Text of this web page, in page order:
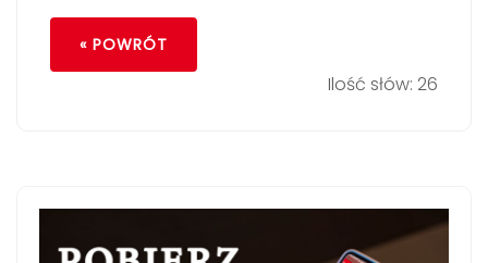
« POWRÓT
Ilość słów: 26